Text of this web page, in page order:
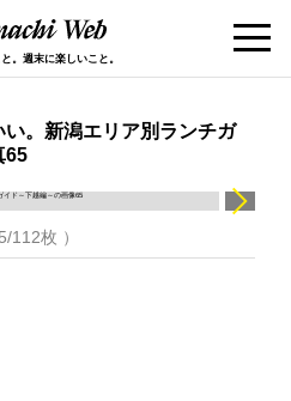
。週末に楽しいこと。
。新潟エリア別ランチガ
65
112枚 ）